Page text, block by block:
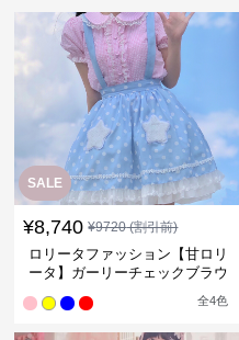
SALE
¥8,740 ¥9720(割引前)
ロリータファッション【甘ロリ
ータ】ガーリーチェックブラウ
全4色